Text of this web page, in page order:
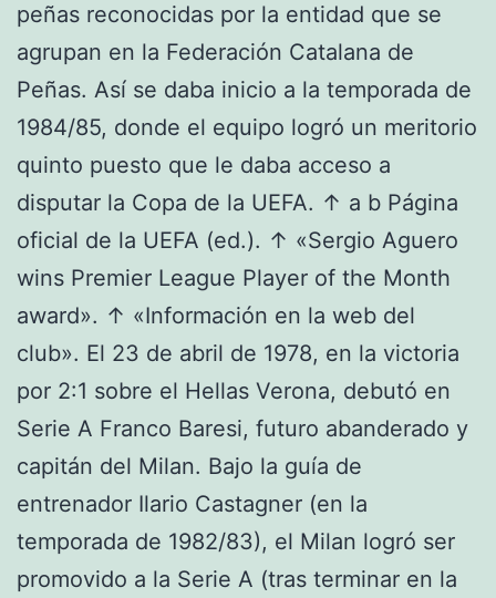
peñas reconocidas por la entidad que se
agrupan en la Federación Catalana de
Peñas. Así se daba inicio a la temporada de
1984/85, donde el equipo logró un meritorio
quinto puesto que le daba acceso a
disputar la Copa de la UEFA. ↑ a b Página
oficial de la UEFA (ed.). ↑ «Sergio Aguero
wins Premier League Player of the Month
award». ↑ «Información en la web del
club». El 23 de abril de 1978, en la victoria
por 2:1 sobre el Hellas Verona, debutó en
Serie A Franco Baresi, futuro abanderado y
capitán del Milan. Bajo la guía de
entrenador Ilario Castagner (en la
temporada de 1982/83), el Milan logró ser
promovido a la Serie A (tras terminar en la